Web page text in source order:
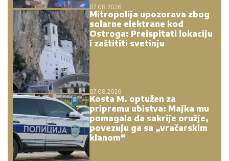
07.08.2026.
Mitropolija upozorava zbog
solarne elektrane kod
Ostroga: Preispitati lokaciju
i zaštititi svetinju
07.08.2026.
Kosta M. optužen za
pripremu ubistva: Majka mu
pomagala da sakrije oružje,
povezuju ga sa „vračarskim
klanom“